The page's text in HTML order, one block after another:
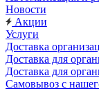
Новости
Акции
Услуги
Доставка
Доставка для
Доставка для
Самовывоз с